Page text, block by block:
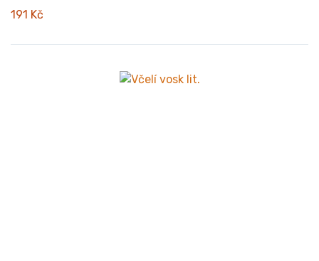
191 Kč